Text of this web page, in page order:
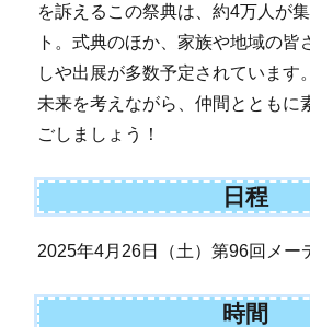
を訴えるこの祭典は、約4万人が
ト。式典のほか、家族や地域の皆
しや出展が多数予定されています
未来を考えながら、仲間とともに
ごしましょう！
日程
2025年4月26日（土）第96回メー
時間